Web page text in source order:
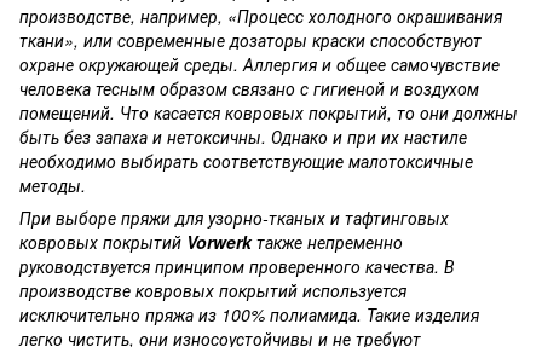
производстве, например, «Процесс холодного окрашивания
ткани», или современные дозаторы краски способствуют
охране окружающей среды. Аллергия и общее самочувствие
человека тесным образом связано с гигиеной и воздухом
помещений. Что касается ковровых покрытий, то они должны
быть без запаха и нетоксичны. Однако и при их настиле
необходимо выбирать соответствующие малотоксичные
методы.
При выборе пряжи для узорно-тканых и тафтинговых
ковровых покрытий Vorwerkтакже непременно
руководствуется принципом проверенного качества. В
производстве ковровых покрытий используется
исключительно пряжа из 100% полиамида. Такие изделия
легко чистить, они износоустойчивы и не требуют